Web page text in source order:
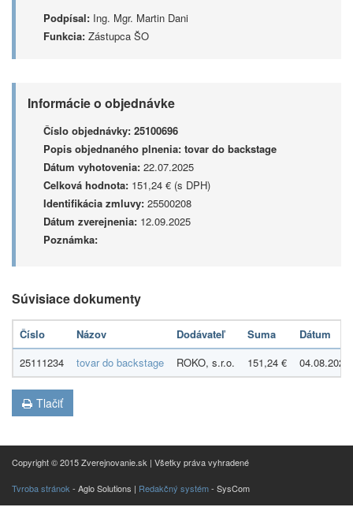
Podpísal: Ing. Mgr. Martin Dani
Funkcia: Zástupca ŠO
Informácie o objednávke
Číslo objednávky: 25100696
Popis objednaného plnenia: tovar do backstage
Dátum vyhotovenia: 22.07.2025
Celková hodnota: 151,24 € (s DPH)
Identifikácia zmluvy: 25500208
Dátum zverejnenia: 12.09.2025
Poznámka:
Súvisiace dokumenty
Číslo Názov Dodávateľ Suma
Dátum
25111234
tovar do backstage ROKO, s.r.o. 151,24 € 04.08.2025
Tlačiť
Copyright © 2015 Zverejnovanie.sk | Všetky práva vyhradené
Tvroba stránok - Aglo Solutions | Redakčný systém- SysCom